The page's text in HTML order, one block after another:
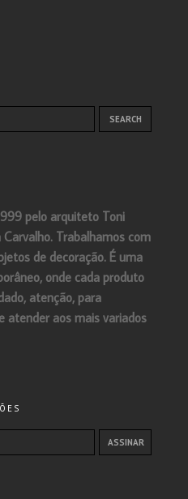
pelo arquiteto Toni
Trabalhamos com
de decoração. É uma
onde cada produto
atenção, para
atender aos mais variados